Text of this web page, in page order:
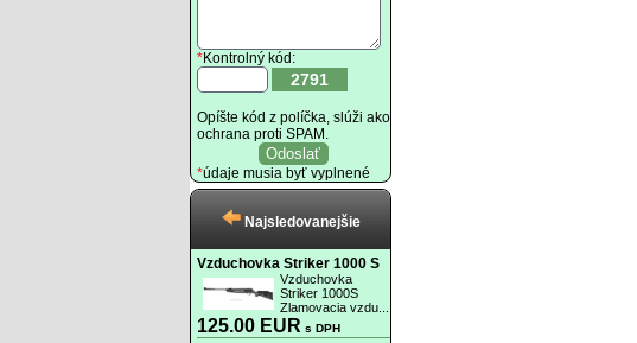
*Kontrolný kód:
2791
Opíšte kód z políčka, slúži ako
ochrana proti SPAM.
*údaje musia byť vyplnené
Najsledovanejšie
Vzduchovka Striker 1000 S
Vzduchovka
Striker 1000S
Zlamovacia vzdu...
125.00 EUR s DPH